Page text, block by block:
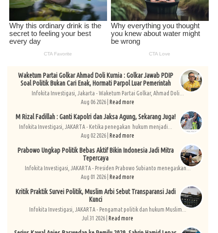
Waketum Partai Golkar Ahmad Doli Kurnia : Golkar Jawab PDIP
Soal Politik Bukan Cari Enak, Hormati Parpol Luar Pemerintah
Infokita Investigasi, Jakarta - Waketum Partai Golkar, Ahmad Doli...
Aug 06 2026 | Read more
M Rizal Fadillah : Ganti Kapolri dan Jaksa Agung, Sekarang Juga!
Infokita Investigasi, JAKARTA - Ketika penegakan hukum menjadi...
Aug 02 2026 | Read more
Prabowo Ungkap Politik Bebas Aktif Bikin Indonesia Jadi Mitra
Tepercaya
Infokita Investigasi, JAKARTA - Presiden Prabowo Subianto menegaskan...
Aug 01 2026 | Read more
Kritik Praktik Survei Politik, Muslim Arbi Sebut Transparansi Jadi
Kunci
Infokita Investigasi, JAKARTA - Pengamat politik dan hukum Muslim...
Jul 31 2026 | Read more